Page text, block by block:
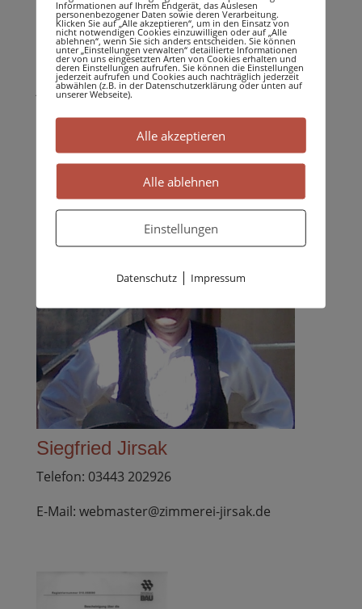
höchste Qualität aus, mit dem Ziel, Sie voll und
ganz zufriedenzustellen.
Zögern Sie nicht, uns bei Fragen oder Anliegen
jederzeit zu kontaktieren. Wir stehen Ihnen
Siegfried Jirsak
Telefon: 03443 202926
E-Mail: webmaster@zimmerei-jirsak.de
Informationen auf Ihrem Endgerät, das Auslesen
personenbezogener Daten sowie deren Verarbeitung.
Klicken Sie auf „Alle akzeptieren“, um in den Einsatz von
nicht notwendigen Cookies einzuwilligen oder auf „Alle
ablehnen“, wenn Sie sich anders entscheiden. Sie können
unter „Einstellungen verwalten“ detaillierte Informationen
der von uns eingesetzten Arten von Cookies erhalten und
deren Einstellungen aufrufen. Sie können die Einstellungen
jederzeit aufrufen und Cookies auch nachträglich jederzeit
abwählen (z.B. in der Datenschutzerklärung oder unten auf
unserer Webseite).
Alle akzeptieren
Alle ablehnen
Einstellungen
Datenschutz| Impressum